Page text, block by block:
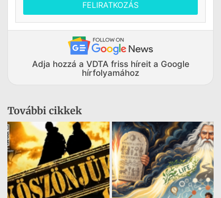
FELIRATKOZÁS
Adja hozzá a VDTA friss híreit a Google
hírfolyamához
További cikkek